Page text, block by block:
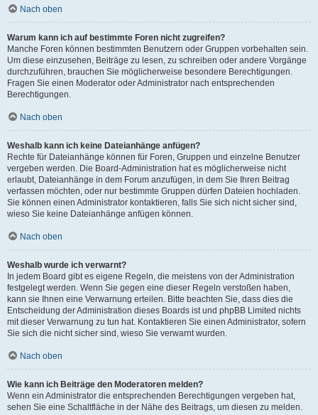
Nach oben
Warum kann ich auf bestimmte Foren nicht zugreifen?
Manche Foren können bestimmten Benutzern oder Gruppen vorbehalten sein.
Um diese einzusehen, Beiträge zu lesen, zu schreiben oder andere Vorgänge
durchzuführen, brauchen Sie möglicherweise besondere Berechtigungen.
Fragen Sie einen Moderator oder Administrator nach entsprechenden
Berechtigungen.
Nach oben
Weshalb kann ich keine Dateianhänge anfügen?
Rechte für Dateianhänge können für Foren, Gruppen und einzelne Benutzer
vergeben werden. Die Board-Administration hat es möglicherweise nicht
erlaubt, Dateianhänge in dem Forum anzufügen, in dem Sie Ihren Beitrag
verfassen möchten, oder nur bestimmte Gruppen dürfen Dateien hochladen.
Sie können einen Administrator kontaktieren, falls Sie sich nicht sicher sind,
wieso Sie keine Dateianhänge anfügen können.
Nach oben
Weshalb wurde ich verwarnt?
In jedem Board gibt es eigene Regeln, die meistens von der Administration
festgelegt werden. Wenn Sie gegen eine dieser Regeln verstoßen haben,
kann sie Ihnen eine Verwarnung erteilen. Bitte beachten Sie, dass dies die
Entscheidung der Administration dieses Boards ist und phpBB Limited nichts
mit dieser Verwarnung zu tun hat. Kontaktieren Sie einen Administrator, sofern
Sie sich die nicht sicher sind, wieso Sie verwarnt wurden.
Nach oben
Wie kann ich Beiträge den Moderatoren melden?
Wenn ein Administrator die entsprechenden Berechtigungen vergeben hat,
sehen Sie eine Schaltfläche in der Nähe des Beitrags, um diesen zu melden.